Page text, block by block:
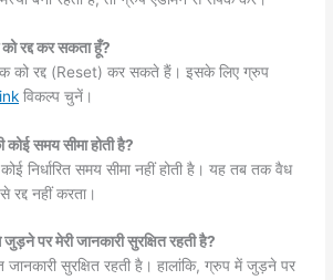
रद्द कर सकता हूँ?
को रद्द (Reset) कर सकते हैं। इसके लिए ग्रुप
विकल्प चुनें।
समय सीमा होती है?
निर्धारित समय सीमा नहीं होती है। यह तब तक वैध
नहीं करता।
पर मेरी जानकारी सुरक्षित रहती है?
जानकारी सुरक्षित रहती है। हालांकि, ग्रुप में जुड़ने पर